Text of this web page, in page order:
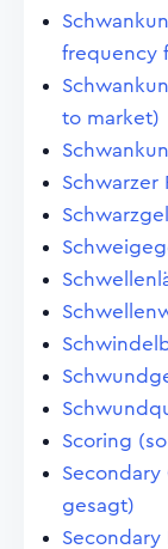
frequency
to market)
Schwarzer
Scoring
gesagt)
Secondary